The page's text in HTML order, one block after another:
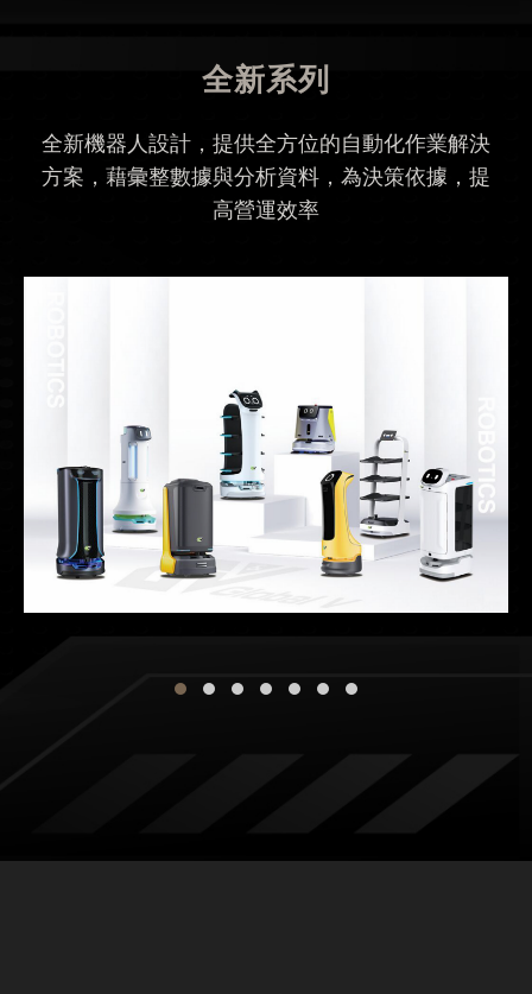
全新系列
全新機器人設計，提供全方位的自動化作業解決
方案，藉彙整數據與分析資料，為決策依據，提
高營運效率